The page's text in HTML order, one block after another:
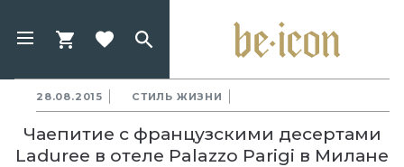
28.08.2015 СТИЛЬ ЖИЗНИ
Чаепитие с французскими десертами
Laduree в отеле Palazzo Parigi в Милане